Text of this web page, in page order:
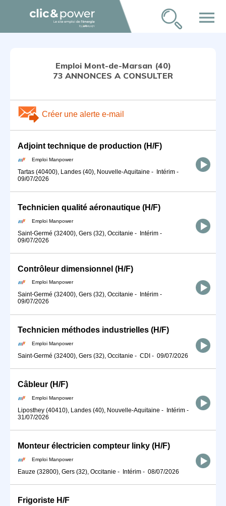
menu
Emploi Mont-de-Marsan (40)
73 ANNONCES A CONSULTER
Créer une alerte e-mail
Adjoint technique de production (H/F)
Emploi Manpower
Tartas (40400), Landes (40), Nouvelle-Aquitaine - Intérim -
09/07/2026
Technicien qualité aéronautique (H/F)
Emploi Manpower
Saint-Germé (32400), Gers (32), Occitanie - Intérim -
09/07/2026
Contrôleur dimensionnel (H/F)
Emploi Manpower
Saint-Germé (32400), Gers (32), Occitanie - Intérim -
09/07/2026
Technicien méthodes industrielles (H/F)
Emploi Manpower
Saint-Germé (32400), Gers (32), Occitanie - CDI - 09/07/2026
Câbleur (H/F)
Emploi Manpower
Liposthey (40410), Landes (40), Nouvelle-Aquitaine - Intérim -
31/07/2026
Monteur électricien compteur linky (H/F)
Emploi Manpower
Eauze (32800), Gers (32), Occitanie - Intérim - 08/07/2026
Frigoriste H/F